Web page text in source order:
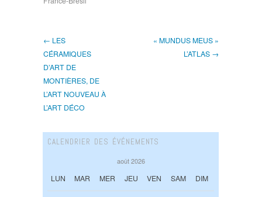
← LES
CÉRAMIQUES
D’ART DE
MONTIÈRES, DE
L’ART NOUVEAU À
L’ART DÉCO
« MUNDUS MEUS »
L’ATLAS →
CALENDRIER DES ÉVÉNEMENTS
août 2026
LUN MAR MER JEU VEN SAM DIM